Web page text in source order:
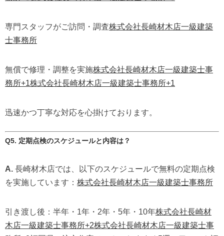
専門スタッフがご訪問・調査株式会社長崎材木店一級建築
士事務所
無償で修理・調整を実施株式会社長崎材木店一級建築士事
務所+1株式会社長崎材木店一級建築士事務所+1
迅速かつ丁寧な対応を心掛けております。
Q5. 定期点検のスケジュールと内容は？
A. 長崎材木店では、以下のスケジュールで無料の定期点検
を実施しています： 株式会社長崎材木店一級建築士事務所
引き渡し後：半年・1年・2年・5年・10年株式会社長崎材
木店一級建築士事務所+2株式会社長崎材木店一級建築士事